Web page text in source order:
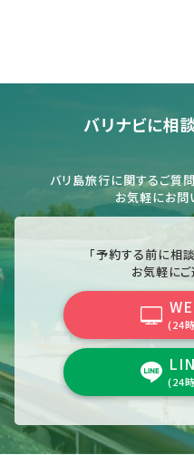
バリナビに相
バリ島旅行に関するご質
お気軽にお問
「予約する前に相
お気軽に
(24
(24